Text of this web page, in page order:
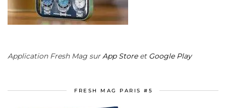
Application Fresh Mag surApp Storeet Google Play
FRESH MAG PARIS #5